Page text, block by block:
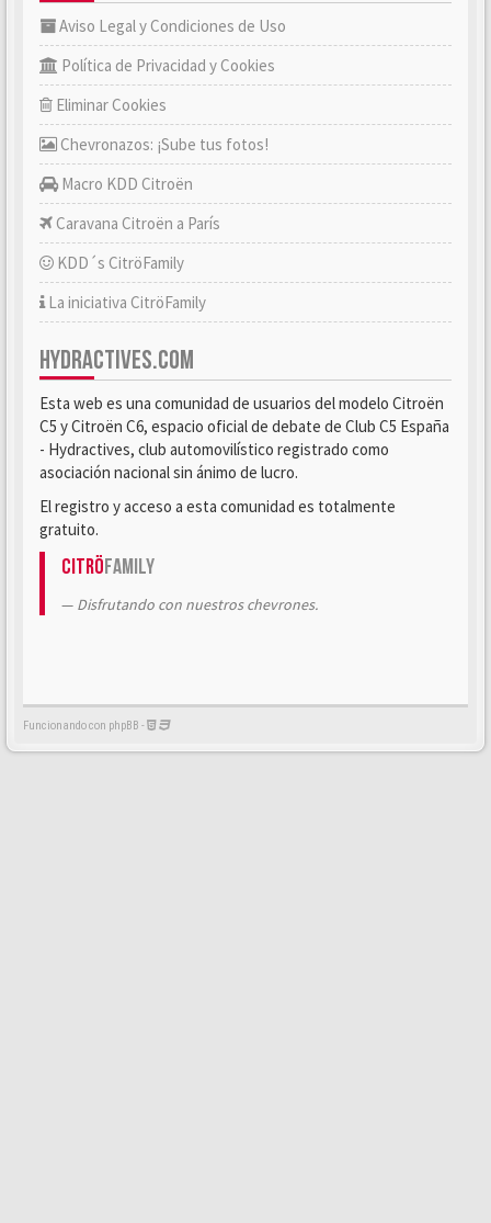
Aviso Legal y Condiciones de Uso
Política de Privacidad y Cookies
Eliminar Cookies
Chevronazos: ¡Sube tus fotos!
Macro KDD Citroën
Caravana Citroën a París
KDD´s CitröFamily
La iniciativa CitröFamily
HYDRACTIVES.COM
Esta web es una comunidad de usuarios del modelo Citroën
C5 y Citroën C6, espacio oficial de debate de Club C5 España
- Hydractives, club automovilístico registrado como
asociación nacional sin ánimo de lucro.
El registro y acceso a esta comunidad es totalmente
gratuito.
CitröFamily
Disfrutando con nuestros chevrones.
Funcionando con phpBB -